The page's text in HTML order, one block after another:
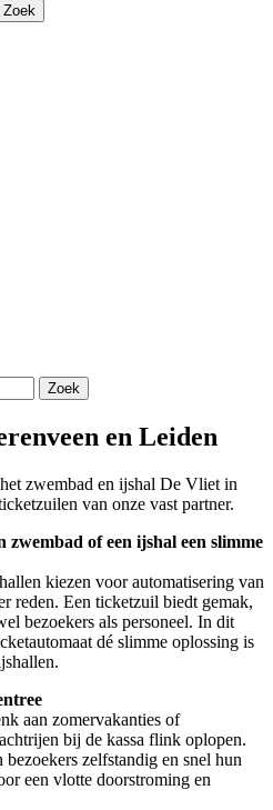
en Leiden
zwembad en ijshal De Vliet in
van onze vast partner.
of een ijshal een slimme
kiezen voor automatisering van
reden. Een ticketzuil biedt gemak,
bezoekers als personeel. In dit
dé slimme oplossing is
aan zomervakanties of
bij de kassa flink oplopen.
zelfstandig en snel hun
een vlotte doorstroming en